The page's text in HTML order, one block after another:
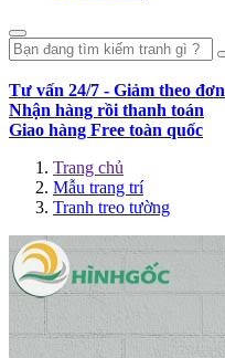
Tư vấn 24/7 - Giảm theo đơn
Nhận hàng rồi thanh toán
Giao hàng Free toàn quốc
Trang chủ
Mẫu trang trí
Tranh treo tường